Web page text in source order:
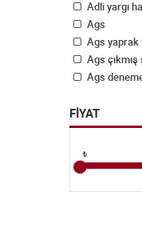
Adli yargı
Ags
Ags yaprak
Ags
Ags
Ags soru
Ags-öabt
Aks(aday
FİYAT
₺